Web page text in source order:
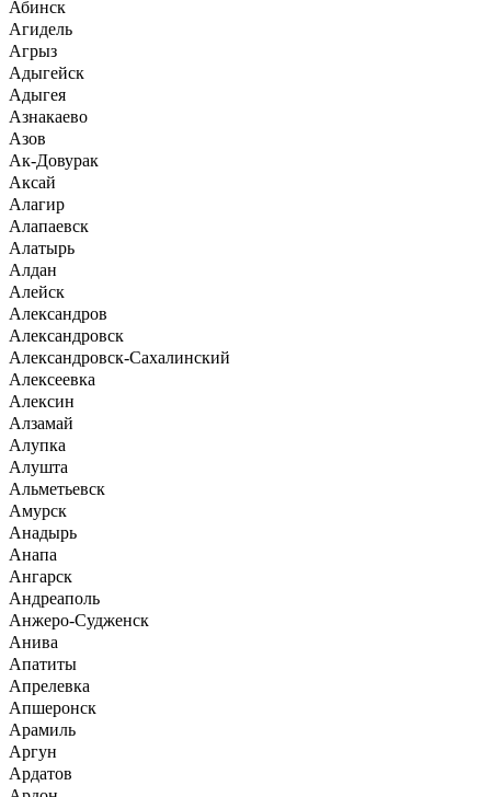
Абинск
Агидель
Агрыз
Адыгейск
Адыгея
Азнакаево
Азов
Ак-Довурак
Аксай
Алагир
Алапаевск
Алатырь
Алдан
Алейск
Александров
Александровск
Александровск-Сахалинский
Алексеевка
Алексин
Алзамай
Алупка
Алушта
Альметьевск
Амурск
Анадырь
Анапа
Ангарск
Андреаполь
Анжеро-Судженск
Анива
Апатиты
Апрелевка
Апшеронск
Арамиль
Аргун
Ардатов